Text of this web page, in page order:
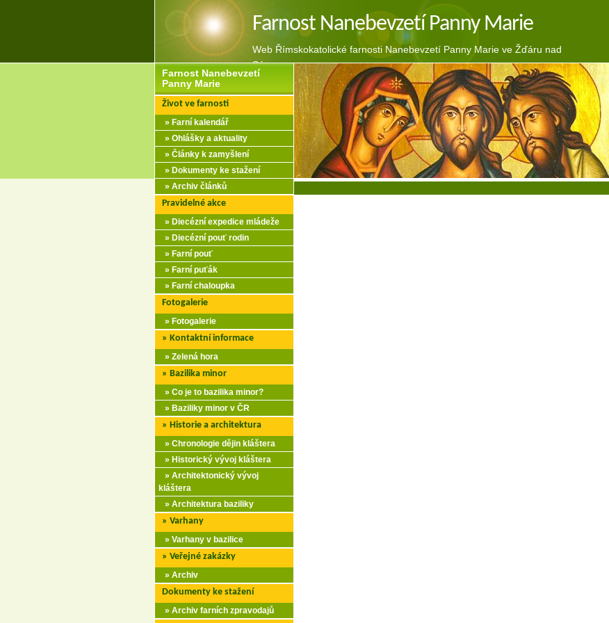
Farnost Nanebevzetí Panny Marie
Web Římskokatolické farnosti Nanebevzetí Panny Marie ve Žďáru nad
Sázavou
Farnost Nanebevzetí
Panny Marie
Život ve farnosti
» Farní kalendář
» Ohlášky a aktuality
» Články k zamyšlení
» Dokumenty ke stažení
» Archiv článků
Pravidelné akce
» Diecézní expedice mládeže
» Diecézní pouť rodin
» Farní pouť
» Farní puťák
» Farní chaloupka
Fotogalerie
» Fotogalerie
» Kontaktní informace
» Zelená hora
» Bazilika minor
» Co je to bazilika minor?
» Baziliky minor v ČR
» Historie a architektura
» Chronologie dějin kláštera
» Historický vývoj kláštera
» Architektonický vývoj
kláštera
» Architektura baziliky
» Varhany
» Varhany v bazilice
» Veřejné zakázky
» Archiv
Dokumenty ke stažení
» Archiv farních zpravodajů